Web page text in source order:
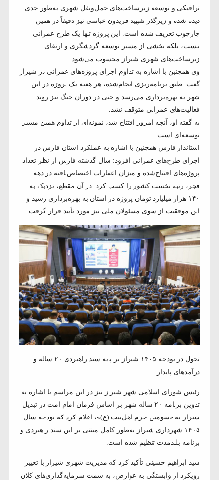
ترافیکی و توسعه زیرساخت‌های حمل‌ونقل شهری به‌طور جدی
دیده شده و زیرگذر شهید فریدون عباسی نیز دقیقاً در همین
چارچوب تعریف شده است. این پروژه تنها یک طرح عمرانی
نیست، بلکه بخشی از مسیر توسعه گردشگری و ارتقای
زیرساخت‌های شهری شیراز محسوب می‌شود.
وی همچنین با اشاره به تداوم اجرای پروژه‌های عمرانی در شیراز
گفت: طبق برنامه‌ریزی انجام‌شده، هر هفته یک پروژه در این
شهر به بهره‌برداری می‌رسد و حتی در دوران جنگ نیز روند
فعالیت‌های عمرانی متوقف نشد.
به گفته او، آنچه امروز افتتاح شد، نمونه‌ای از تداوم همین مسیر
توسعه‌ای است.
استاندار فارس همچنین با اشاره به عملکرد استان فارس در
اجرای طرح‌های عمرانی افزود: سال گذشته فارس از نظر تعداد
پروژه‌های افتتاح‌شده و میزان اعتبارات اختصاص‌یافته در دهه
فجر، رتبه نخست کشور را کسب کرد. در آن مقطع، نزدیک به
۱۴۰ هزار میلیارد تومان پروژه در استان به بهره‌برداری رسید و
این موفقیت از سوی مسئولان ملی نیز مورد تأیید قرار گرفت.
تحول در بودجه ۱۴۰۵ شیراز بر پایه سند راهبردی ۲۰ ساله و
درآمدهای پایدار
رئیس شورای اسلامی شهر شیراز نیز در این مراسم با اشاره به
تدوین برنامه ۲۰ ساله شهر بر اساس فرمان امام امت در تبدیل
شیراز به «سومین حرم اهل‌بیت (ع)»، اعلام کرد که بودجه سال
۱۴۰۵ شهرداری شیراز به‌طور کامل مبتنی بر این سند راهبردی و
برنامه بلندمدت تنظیم شده است.
سید ابراهیم حسینی تأکید کرد که مدیریت شهری شیراز با تغییر
رویکرد از وابستگی به عوارض، به سمت سرمایه‌گذاری‌های کلان